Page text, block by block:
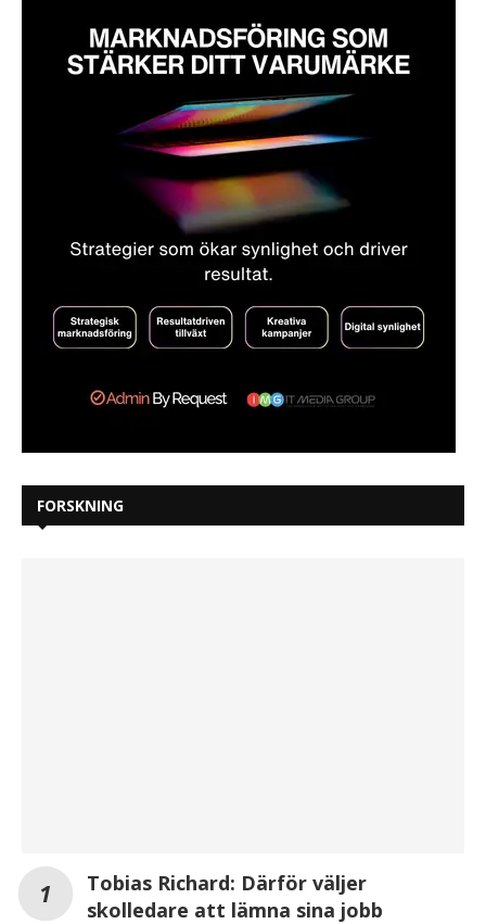
FORSKNING
Tobias Richard: Därför väljer
skolledare att lämna sina jobb